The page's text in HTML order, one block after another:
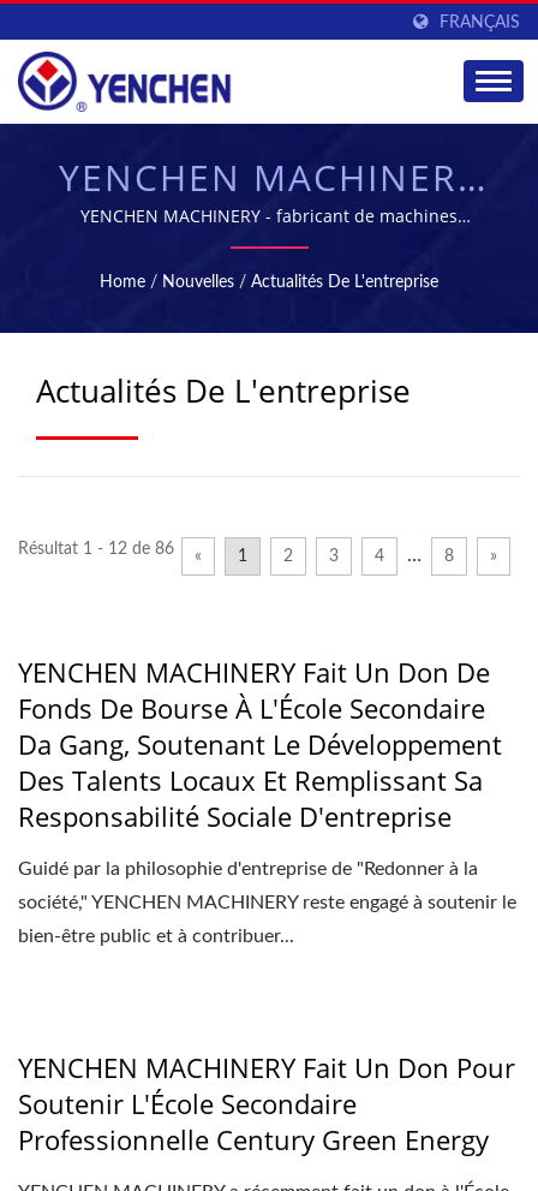
FRANÇAIS
YENCHEN MACHINERY
CO., LTD.
YENCHEN MACHINERY - fabricant de machines
pharmaceutiques leader à Taïwan
Home / Nouvelles / Actualités De L'entreprise
Actualités De L'entreprise
Résultat 1 - 12 de 86 « 1 2 3 4 … 8 »
YENCHEN MACHINERY Fait Un Don De
Fonds De Bourse À L'École Secondaire
Da Gang, Soutenant Le Développement
Des Talents Locaux Et Remplissant Sa
Responsabilité Sociale D'entreprise
Guidé par la philosophie d'entreprise de "Redonner à la
société," YENCHEN MACHINERY reste engagé à soutenir le
bien-être public et à contribuer...
YENCHEN MACHINERY Fait Un Don Pour
Soutenir L'École Secondaire
Professionnelle Century Green Energy